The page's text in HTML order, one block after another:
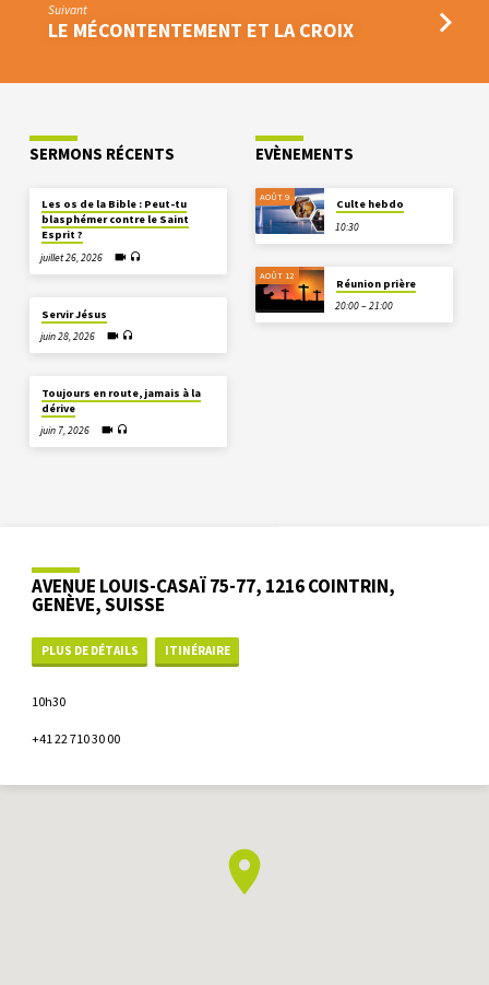
Suivant
LE MÉCONTENTEMENT ET LA CROIX
SERMONS RÉCENTS
Les os de la Bible : Peut-tu
blasphémer contre le Saint
Esprit ?
juillet 26, 2026
Servir Jésus
juin 28, 2026
Toujours en route, jamais à la
dérive
juin 7, 2026
EVÈNEMENTS
AOÛT 9
Culte hebdo
10:30
AOÛT 12
Réunion prière
20:00 – 21:00
AVENUE LOUIS-CASAÏ 75-77, 1216 COINTRIN,
GENÈVE, SUISSE
PLUS DE DÉTAILS ITINÉRAIRE
10h30
+41 22 710 30 00